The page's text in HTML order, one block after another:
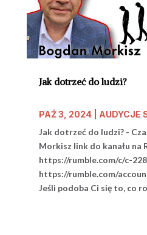
Jak dotrzeć do ludzi?
PAŹ 3, 2024| AUDYCJE
Jak dotrzeć do ludzi? -
Morkisz link do kanału na
https://rumble.com/c/c-
https://rumble.com/
Jeśli podoba Ci się to, co